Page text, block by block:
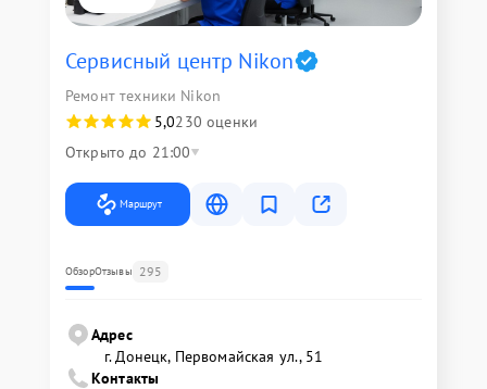
Сервисный центр Nikon
Ремонт техники Nikon
5,0230 оценки
Открыто до 21:00
Маршрут
ОбзорОтзывы 295
Адрес
г. Донецк, Первомайская ул., 51
Контакты